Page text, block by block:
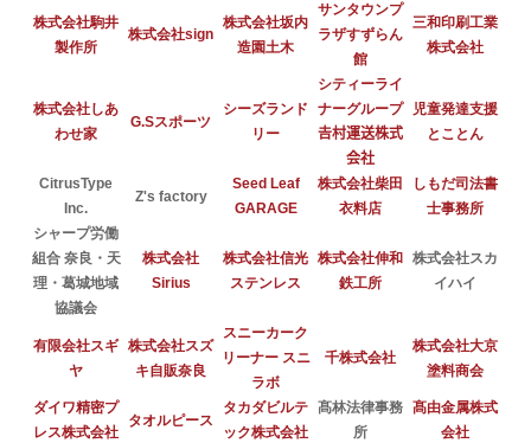
株式会社駒井
製作所
株式会社sign
株式会社坂内
造園土木
サンタウンプ
ラザすずらん
館
三和印刷工業
株式会社
株式会社しあ
わせ家
G.Sスポーツ
シーズランド
リー
シティーライ
ナーグループ
𠮷村運送株式
会社
児童発達支援
とことん
CitrusType
Inc.
Z's factory
Seed Leaf
GARAGE
株式会社柴田
衣料店
しもだ司法書
士事務所
シャープ労働
組合 奈良・天
理・葛城地域
協議会
株式会社
Sirius
株式会社信光
ステンレス
株式会社伸和
鉄工所
株式会社スカ
イハイ
有限会社スギ
ヤ
株式会社スズ
キ自販奈良
スニーカーク
リーナー スニ
ラボ
千株式会社
株式会社大京
塗料商会
ダイワ精密プ
レス株式会社
タオルピース
タカダビルテ
ック株式会社
髙林法律事務
所
髙由金属株式
会社